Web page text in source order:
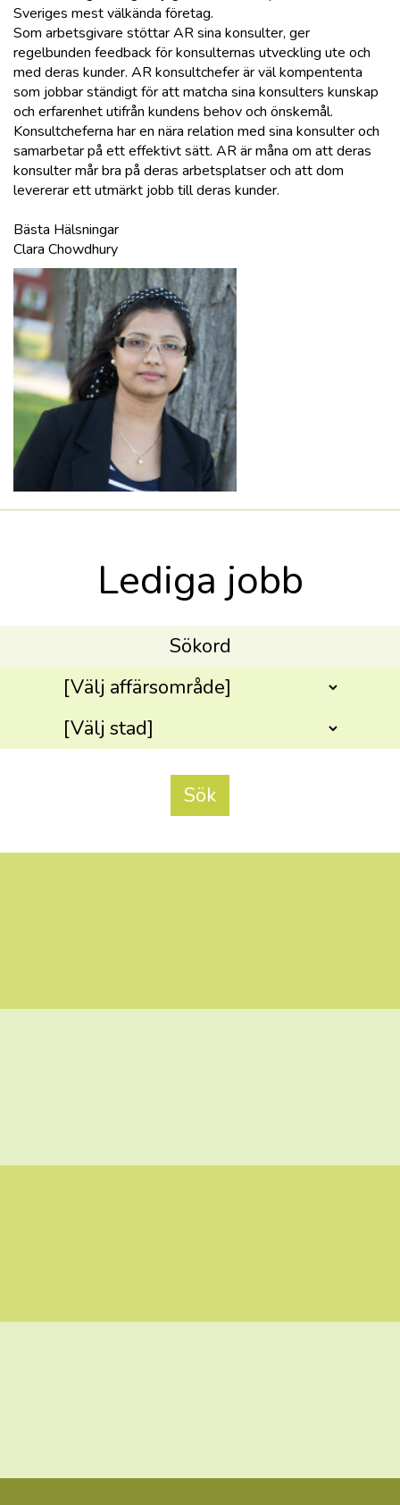
Sveriges mest välkända företag.
Som arbetsgivare stöttar AR sina konsulter, ger
regelbunden feedback för konsulternas utveckling ute och
med deras kunder. AR konsultchefer är väl kompententa
som jobbar ständigt för att matcha sina konsulters kunskap
och erfarenhet utifrån kundens behov och önskemål.
Konsultcheferna har en nära relation med sina konsulter och
samarbetar på ett effektivt sätt. AR är måna om att deras
konsulter mår bra på deras arbetsplatser och att dom
levererar ett utmärkt jobb till deras kunder.
Bästa Hälsningar
Clara Chowdhury
Lediga jobb